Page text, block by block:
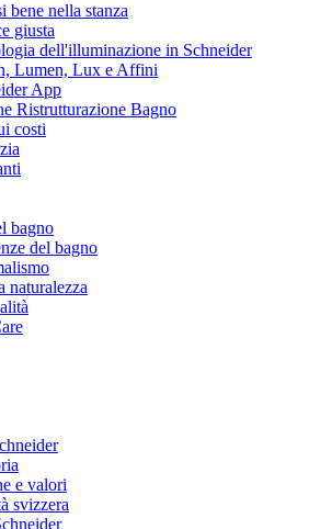
bene nella stanza
giusta
dell'illuminazione in Schneider
Lumen, Lux e Affini
App
Ristrutturazione Bagno
costi
bagno
del bagno
naturalezza
e valori
svizzera